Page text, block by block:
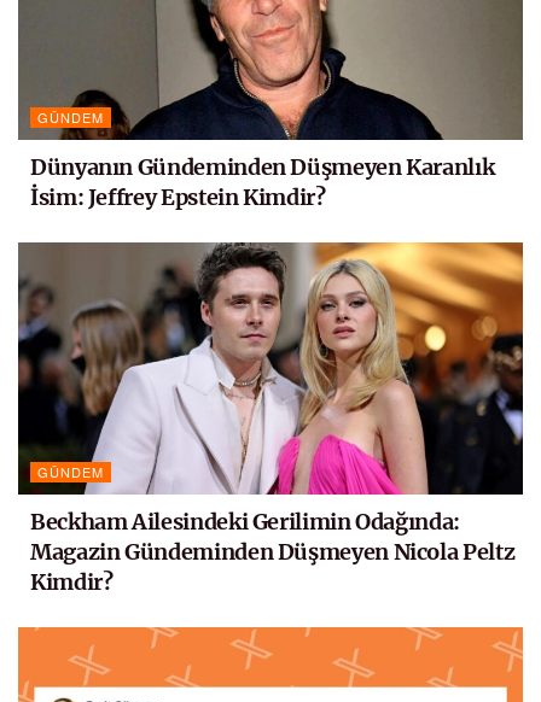
GÜNDEM
Dünyanın Gündeminden Düşmeyen Karanlık
İsim: Jeffrey Epstein Kimdir?
GÜNDEM
Beckham Ailesindeki Gerilimin Odağında:
Magazin Gündeminden Düşmeyen Nicola Peltz
Kimdir?